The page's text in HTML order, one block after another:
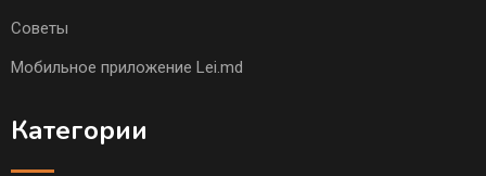
Советы
Мобильное приложение Lei.md
Категории